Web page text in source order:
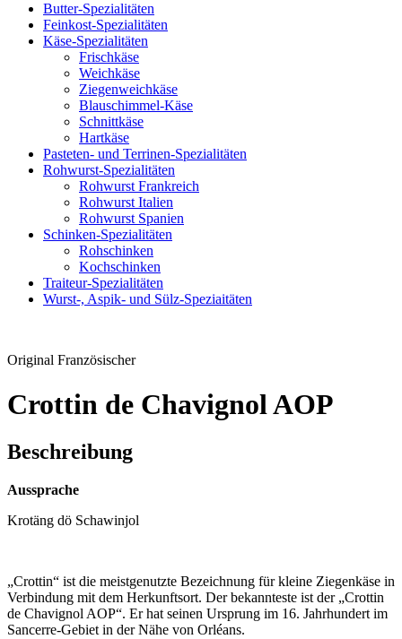
Butter-Spezialitäten
Feinkost-Spezialitäten
Käse-Spezialitäten
Frischkäse
Weichkäse
Ziegenweichkäse
Blauschimmel-Käse
Schnittkäse
Hartkäse
Pasteten- und Terrinen-Spezialitäten
Rohwurst-Spezialitäten
Rohwurst Frankreich
Rohwurst Italien
Rohwurst Spanien
Schinken-Spezialitäten
Rohschinken
Kochschinken
Traiteur-Spezialitäten
Wurst-, Aspik- und Sülz-Speziaitäten
Original Französischer
Crottin de Chavignol AOP
Beschreibung
Aussprache
Krotäng dö Schawinjol
„Crottin“ ist die meistgenutzte Bezeichnung für kleine Ziegenkäse in
Verbindung mit dem Herkunftsort. Der bekannteste ist der „Crottin
de Chavignol AOP“. Er hat seinen Ursprung im 16. Jahrhundert im
Sancerre-Gebiet in der Nähe von Orléans.